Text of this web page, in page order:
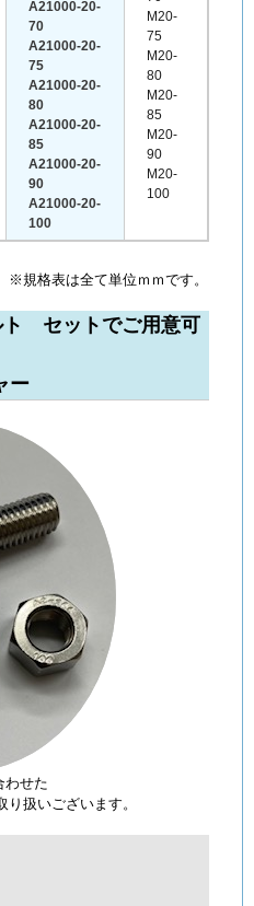
A21000-20-
70
A21000-20-
75
A21000-20-
80
A21000-20-
85
A21000-20-
90
A21000-20-
100
M20-
75
M20-
80
M20-
85
M20-
90
M20-
100
※規格表は全て単位ｍｍです。
ト セットでご用意可
ー
せた
扱いございます。